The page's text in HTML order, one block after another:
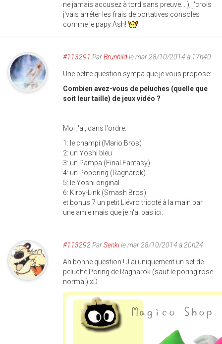
ne jamais accusez à tord sans preuve... ), j'crois
j'vais arrêter les frais de portatives consoles
comme le papy Ash!
#113291 ParBrunhildle mar 28/10/2014 à 17h40
Une petite question sympa que je vous propose:
Combien avez-vous de peluches (quelle que
soit leur taille) de jeux vidéo ?
Moi j'ai, dans l'ordre:
1: le champi (Mario Bros)
2: un Yoshi bleu
3: un Pampa (Final Fantasy)
4: un Poporing (Ragnarok)
5: le Yoshi original
6: Kirby-Link (Smash Bros)
et bonus 7 un petit Liévro tricoté à la main par
une amie mais que je n'ai pas ici.
#113292 ParSenkile mar 28/10/2014 à 20h24
Ah bonne question ! J'ai uniquement un set de
peluche Poring de Ragnarok (sauf le poring rose
normal) xD